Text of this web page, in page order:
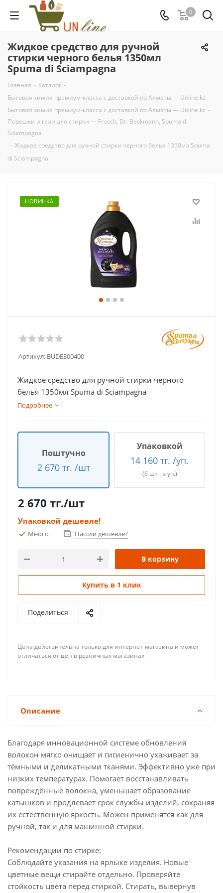
0
Жидкое средство для ручной
стирки черного белья 1350мл
Spuma di Sciampagna
Главная - Каталог -
Бытовая химия премиум-класса с доставкой по Алматы — Unline.kz -
Бытовая химия премиум-класса с доставкой по Алматы — Unline.kz -
Порошки и гели для стирки — Frosch, Dr. Beckmann, Spuma di
Sciampagna
- Жидкое средство для ручной стирки черного белья 1350мл Spuma
di Sciampagna
НОВИНКА
Артикул: BUDE300400
Жидкое средство для ручной стирки черного
белья 1350мл Spuma di Sciampagna
Подробнее
Поштучно
2 670 тг. /шт
Упаковкой
14 160 тг. /уп.
(6 шт . в уп.)
2 670 тг./шт
Упаковкой дешевле!
Много Нашли дешевле?
В корзину
Купить в 1 клик
Поделиться
Цена действительна только для интернет-магазина и может
отличаться от цен в розничных магазинах
Описание
Благодаря инновационной системе обновления
волокон мягко очищает и гигиенично ухаживает за
тёмными и деликатными тканями. Эффективно уже при
низких температурах. Помогает восстанавливать
повреждённые волокна, уменьшает образование
катышков и продлевает срок службы изделий, сохраняя
их естественную яркость. Можен применятся как для
ручной, так и для машинной стирки.
Рекомендации по стирке:
Соблюдайте указания на ярлыке изделия. Новые
цветные вещи стирайте отдельно. Проверяйте
стойкость цвета перед стиркой. Стирать, вывернув